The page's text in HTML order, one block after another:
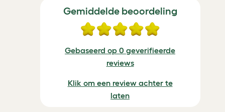
Gemiddelde beoordeling
Gebaseerd op 0 geverifieerde
reviews
Klik om een review achter te
laten